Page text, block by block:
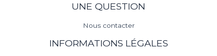
UNE QUESTION
Nous contacter
INFORMATIONS LÉGALES